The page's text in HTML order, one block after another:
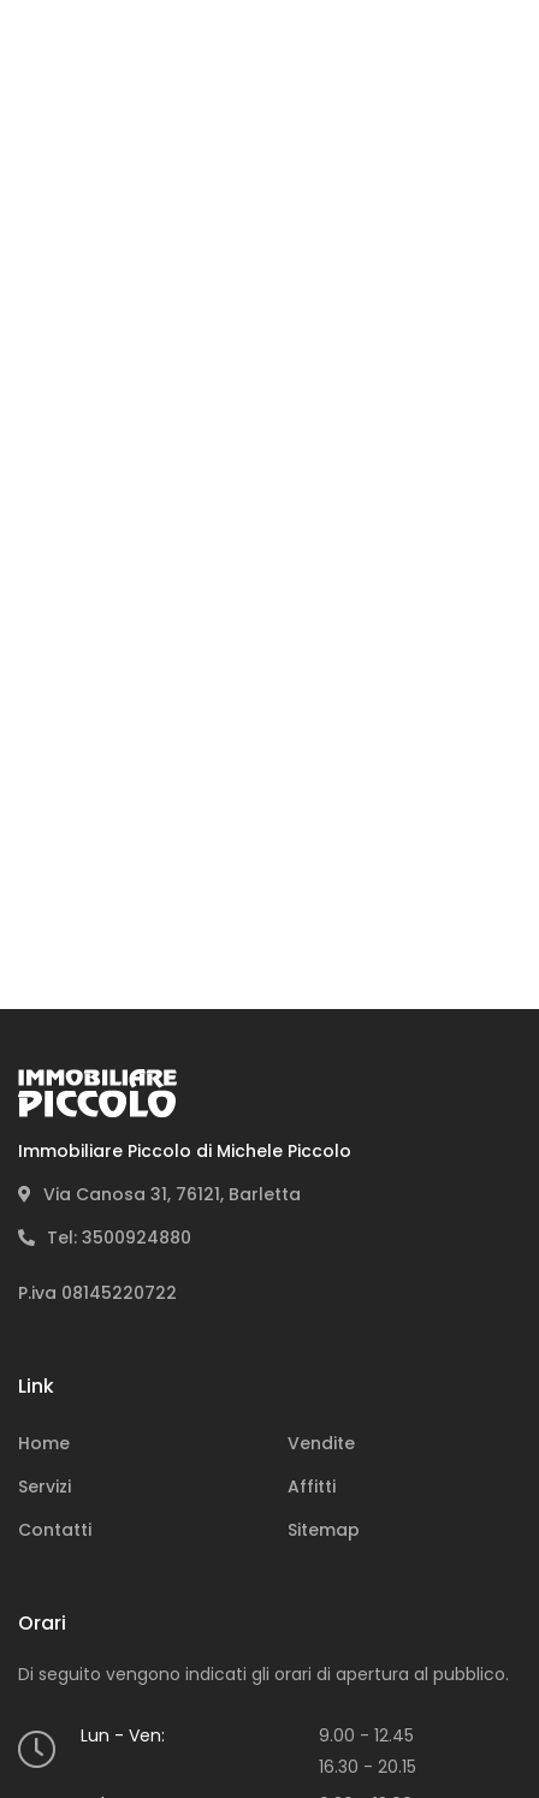
In cosa possiamo aiutarti
particolare?
Vuoi mettere in vendita una o più proprietà
immobiliari?
Immobiliare Piccolo di Michele Piccolo
Via Canosa 31, 76121, Barletta
Tel: 3500924880
P.iva 08145220722
Link
Home
Servizi
Contatti
Vendite
Affitti
Sitemap
Orari
Di seguito vengono indicati gli orari di apertura al pubblico.
Lun - Ven:
9.00 - 12.45
16.30 - 20.15